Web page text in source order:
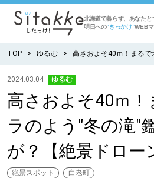
北海道で暮らす、あなたと
明日への”きっかけ”WEB
CATEGORY カテゴリー
食べる
出かける
TOP ゆるむ 高さおよそ40ｍ！まる
2024.03.04 ゆるむ
高さおよそ40ｍ！
ラのよう"冬の滝"
が？【絶景ドロー
絶景スポット 白老町